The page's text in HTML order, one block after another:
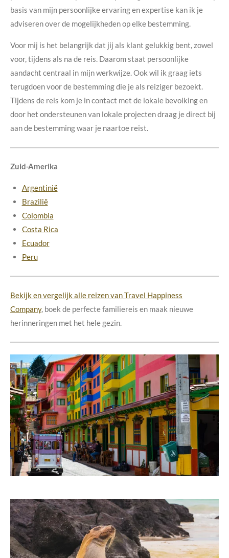
basis van mijn persoonlijke ervaring en expertise kan ik je
adviseren over de mogelijkheden op elke bestemming.
Voor mij is het belangrijk dat jij als klant gelukkig bent, zowel
voor, tijdens als na de reis. Daarom staat persoonlijke
aandacht centraal in mijn werkwijze. Ook wil ik graag iets
terugdoen voor de bestemming die je als reiziger bezoekt.
Tijdens de reis kom je in contact met de lokale bevolking en
door het ondersteunen van lokale projecten draag je direct bij
aan de bestemming waar je naartoe reist.
Zuid-Amerika
Argentinië
Brazilië
Colombia
Costa Rica
Ecuador
Peru
Bekijk en vergelijk alle reizen van Travel Happiness
Company, boek de perfecte familiereis en maak nieuwe
herinneringen met het hele gezin.